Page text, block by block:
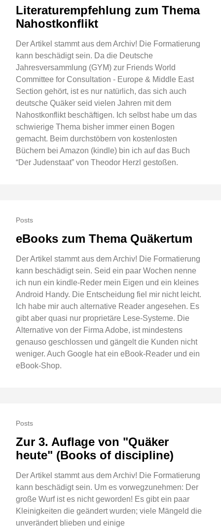
Literaturempfehlung zum Thema
Nahostkonflikt
Der Artikel stammt aus dem Archiv! Die Formatierung
kann beschädigt sein. Da die Deutsche
Jahresversammlung (GYM) zur Friends World
Committee for Consultation - Europe & Middle East
Section gehört, ist es nur natürlich, das sich auch
deutsche Quäker seid vielen Jahren mit dem
Nahostkonflikt beschäftigen. Ich selbst habe um das
schwierige Thema bisher immer einen Bogen
gemacht. Beim durchstöbern von kostenlosten
Büchern bei Amazon (kindle) bin ich auf das Buch
“Der Judenstaat” von Theodor Herzl gestoßen.
Posts
eBooks zum Thema Quäkertum
Der Artikel stammt aus dem Archiv! Die Formatierung
kann beschädigt sein. Seid ein paar Wochen nenne
ich nun ein kindle-Reder mein Eigen und ein kleines
Android Handy. Die Entscheidung fiel mir nicht leicht.
Ich habe mir auch alternative Reader angesehen. Es
gibt aber quasi nur proprietäre Lese-Systeme. Die
Alternative von der Firma Adobe, ist mindestens
genauso geschlossen und gängelt die Kunden nicht
weniger. Auch Google hat ein eBook-Reader und ein
eBook-Shop.
Posts
Zur 3. Auflage von "Quäker
heute" (Books of discipline)
Der Artikel stammt aus dem Archiv! Die Formatierung
kann beschädigt sein. Um es vorwegzunehmen: Der
große Wurf ist es nicht geworden! Es gibt ein paar
Kleinigkeiten die geändert wurden; viele Mängeld die
unverändert blieben und einige